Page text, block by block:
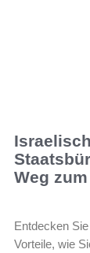
Weg
Entdecken
Vorteile, wie